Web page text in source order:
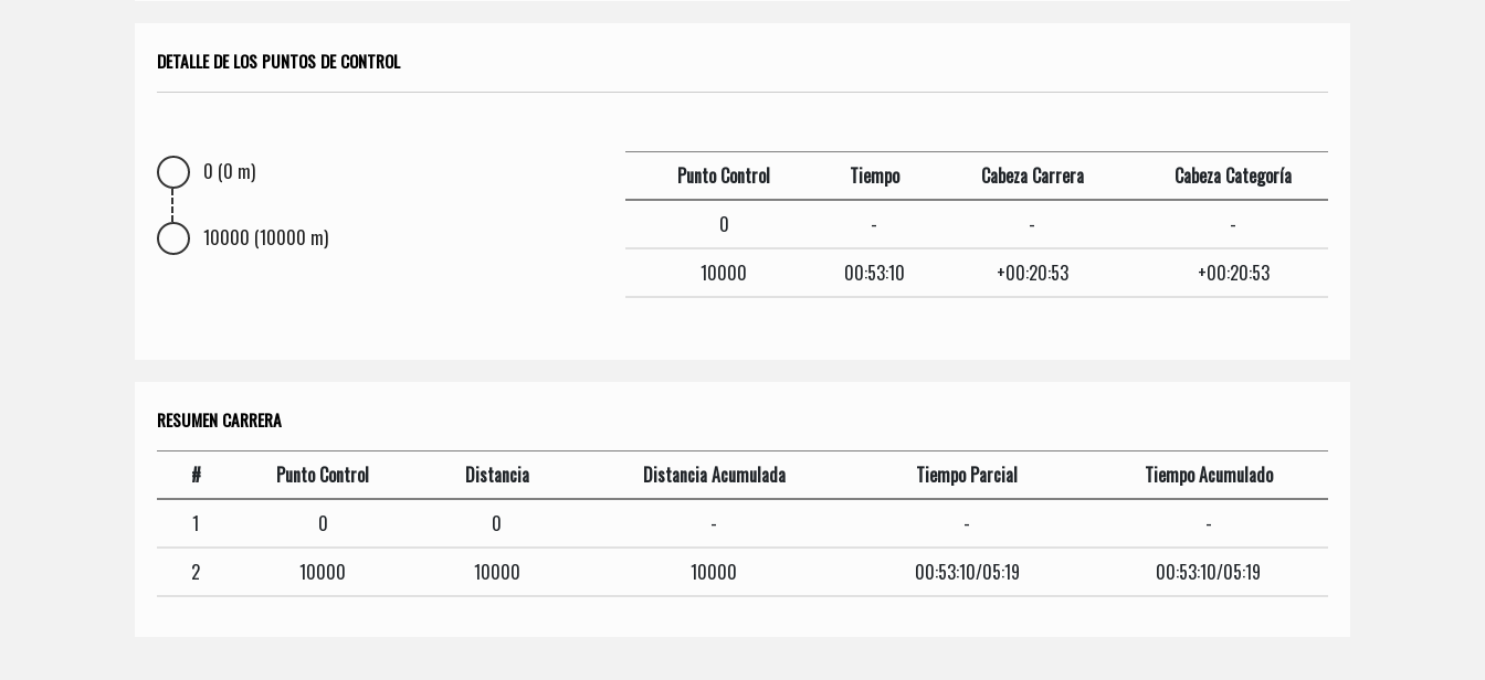
DETALLE DE LOS PUNTOS DE CONTROL
0 (0 m)
10000 (10000 m)
Punto Control Tiempo Cabeza Carrera
Cabeza Categoría
0
- -
-
10000
00:53:10 +00:20:53 +00:20:53
RESUMEN CARRERA
# Punto Control Distancia Distancia Acumulada Tiempo Parcial
Tiempo Acumulado
1
0 0 - -
-
2
10000 10000 10000 00:53:10/05:19 00:53:10/05:19